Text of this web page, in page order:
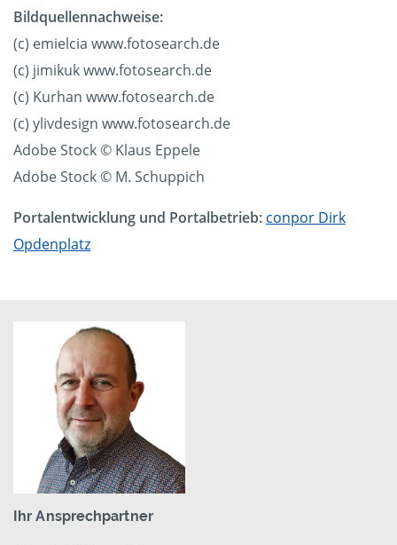
Bildquellennachweise:
(c) emielcia www.fotosearch.de
(c) jimikuk www.fotosearch.de
(c) Kurhan www.fotosearch.de
(c) ylivdesign www.fotosearch.de
Adobe Stock © Klaus Eppele
Adobe Stock © M. Schuppich
Portalentwicklung und Portalbetrieb: conpor Dirk
Opdenplatz
Ihr Ansprechpartner